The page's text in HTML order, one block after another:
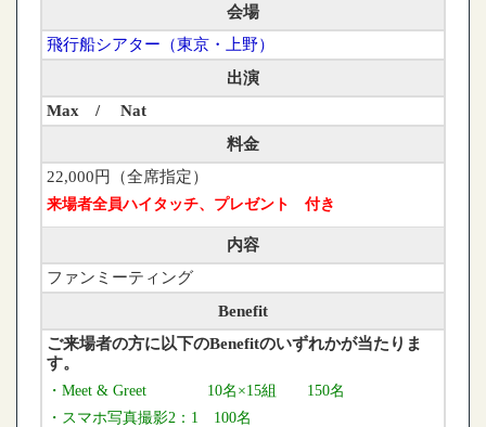
会場
飛行船シアター（東京・上野）
出演
Max / Nat
料金
22,000円（全席指定）
来場者全員ハイタッチ、プレゼント 付き
内容
ファンミーティング
Benefit
ご来場者の方に以下のBenefitのいずれかが当たりま
す。
・Meet & Greet 10名×15組 150名
・スマホ写真撮影2：1
100名